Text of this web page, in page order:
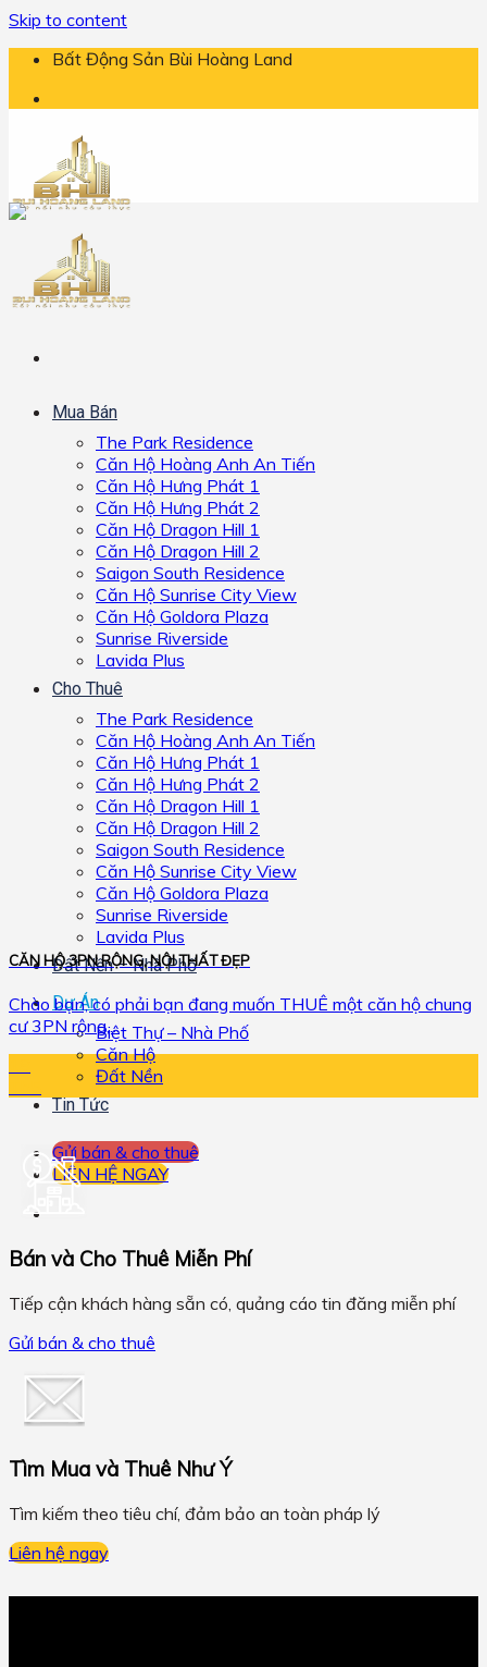
Skip to content
Bất Động Sản Bùi Hoàng Land
Mua Bán
The Park Residence
Căn Hộ Hoàng Anh An Tiến
Căn Hộ Hưng Phát 1
Căn Hộ Hưng Phát 2
Căn Hộ Dragon Hill 1
Căn Hộ Dragon Hill 2
Saigon South Residence
Căn Hộ Sunrise City View
Căn Hộ Goldora Plaza
Sunrise Riverside
Lavida Plus
Cho Thuê
The Park Residence
Căn Hộ Hoàng Anh An Tiến
Căn Hộ Hưng Phát 1
Căn Hộ Hưng Phát 2
Căn Hộ Dragon Hill 1
Căn Hộ Dragon Hill 2
Saigon South Residence
Căn Hộ Sunrise City View
Căn Hộ Goldora Plaza
Sunrise Riverside
Lavida Plus
Đất Nền – Nhà Phố
Dự Án
Biệt Thự – Nhà Phố
Căn Hộ
Đất Nền
Tin Tức
Gửi bán & cho thuê
LIÊN HỆ NGAY
CĂN HỘ 3PN RỘNG, NỘI THẤT ĐẸP
Chào bạn, có phải bạn đang muốn THUÊ một căn hộ chung
cư 3PN rộng,...
Bán và Cho Thuê Miễn Phí
Tiếp cận khách hàng sẵn có, quảng cáo tin đăng miễn phí
Gửi bán & cho thuê
Tìm Mua và Thuê Như Ý
Tìm kiếm theo tiêu chí, đảm bảo an toàn pháp lý
Liên hệ ngay